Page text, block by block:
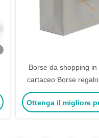
Borse da shopping in
cartaceo Borse regalo
personalizzate con
logo
Ottenga il migliore